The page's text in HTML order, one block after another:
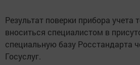
Результат поверки прибора учета
вноситься специалистом в
специальную базу Росстандарта
Госуслуг.